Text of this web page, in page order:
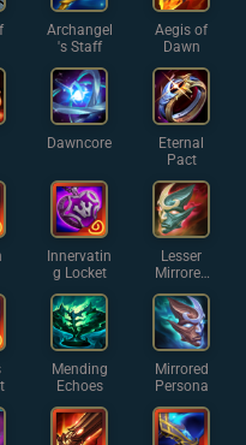
Archangel
's Staff
Aegis of
Dawn
Dawncore
Eternal
Pact
Innervatin
g Locket
Lesser
Mirrored
Persona
Mending
Echoes
Mirrored
Persona